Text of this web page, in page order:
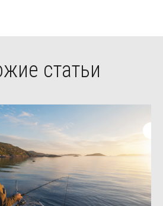
статьи